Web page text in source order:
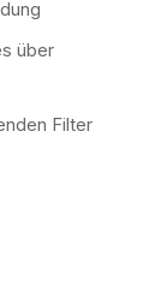
über
Filter